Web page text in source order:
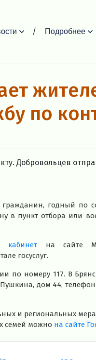
Подробнее
по
Добровольцев
гражданин, годный по
в пункт отбора или
кабинет на сайте
госуслуг.
по номеру 117. В
дом 44,
и региональных
семей можно на сайте